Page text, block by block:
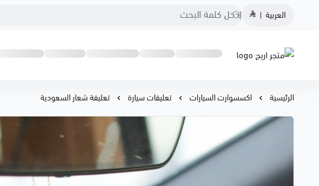
العربية |
متجر اريج
الرئيسية اكسسوارت السيارات تعليقات سيارة تعليقة شعار السعودية